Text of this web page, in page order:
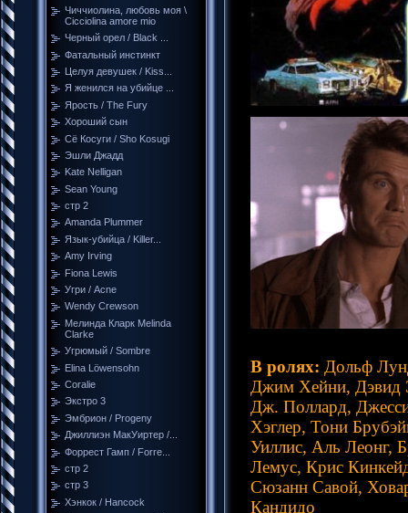
Чиччиолина, любовь моя \
Cicciolina amore mio
Черный орел / Black ...
Фатальный инстинкт
Целуя девушек / Kiss...
Я женился на убийце ...
Ярость / The Fury
Хороший сын
Сё Косуги / Sho Kosugi
Эшли Джадд
Kate Nelligan
Sean Young
стр 2
Amanda Plummer
Язык-убийца / Killer...
Amy Irving
Fiona Lewis
Угри / Acne
Wendy Crewson
Мелинда Кларк Melinda
Clarke
Угрюмый / Sombre
Elina Löwensohn
Coralie
Экстро 3
Эмбрион / Progeny
Джиллиэн МакУиртер /...
Форрест Гамп / Forre...
стр 2
стр 3
Хэнкок / Hancock
В ролях: Дольф
Джим Хейни, Дэвид
Дж. Поллард,
Хэглер, Тони
Уиллис, Аль Леонг,
Лемус, Крис
Сюзанн Савой,
Кандидо